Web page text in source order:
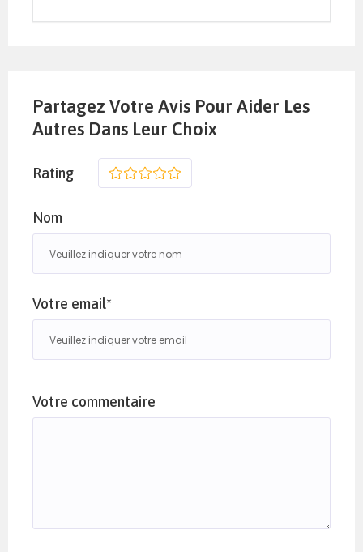
Partagez Votre Avis Pour Aider Les
Autres Dans Leur Choix
Rating 5
4
3
2
Nom
Votre email*
Votre commentaire